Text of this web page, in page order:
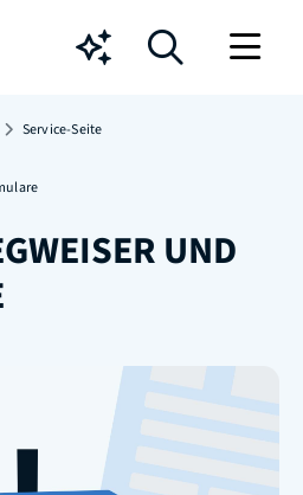
Chatbot
Service-Seite
UND